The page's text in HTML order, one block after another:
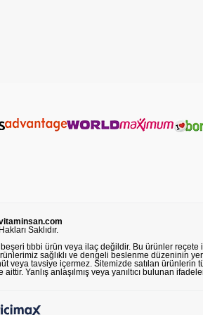
Saklıdır.
tıbbi ürün veya ilaç değildir. Bu ürünler reçete
sağlıklı ve dengeli beslenme düzeninin
tavsiye içermez. Sitemizde satılan ürünlerin
Yanlış anlaşılmış veya yanıltıcı bulunan